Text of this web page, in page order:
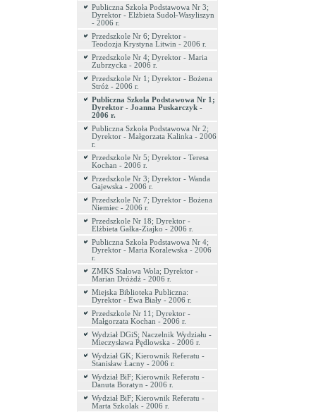
Publiczna Szkoła Podstawowa Nr 3;
Dyrektor - Elżbieta Sudoł-Wasyliszyn
- 2006 r.
Przedszkole Nr 6; Dyrektor -
Teodozja Krystyna Litwin - 2006 r.
Przedszkole Nr 4; Dyrektor - Maria
Zubrzycka - 2006 r.
Przedszkole Nr 1; Dyrektor - Bożena
Stróż - 2006 r.
Publiczna Szkoła Podstawowa Nr 1;
Dyrektor - Joanna Puskarczyk -
2006 r.
Publiczna Szkoła Podstawowa Nr 2;
Dyrektor - Małgorzata Kalinka - 2006
r.
Przedszkole Nr 5; Dyrektor - Teresa
Kochan - 2006 r.
Przedszkole Nr 3; Dyrektor - Wanda
Gajewska - 2006 r.
Przedszkole Nr 7; Dyrektor - Bożena
Niemiec - 2006 r.
Przedszkole Nr 18; Dyrektor -
Elżbieta Gałka-Ziajko - 2006 r.
Publiczna Szkoła Podstawowa Nr 4;
Dyrektor - Maria Koralewska - 2006
r.
ZMKS Stalowa Wola; Dyrektor -
Marian Dróżdż - 2006 r.
Miejska Biblioteka Publiczna:
Dyrektor - Ewa Biały - 2006 r.
Przedszkole Nr 11; Dyrektor -
Małgorzata Kochan - 2006 r.
Wydział DGiS; Naczelnik Wydziału -
Mieczysława Pędlowska - 2006 r.
Wydział GK; Kierownik Referatu -
Stanisław Łacny - 2006 r.
Wydział BiF; Kierownik Referatu -
Danuta Boratyn - 2006 r.
Wydział BiF; Kierownik Referatu -
Marta Szkolak - 2006 r.